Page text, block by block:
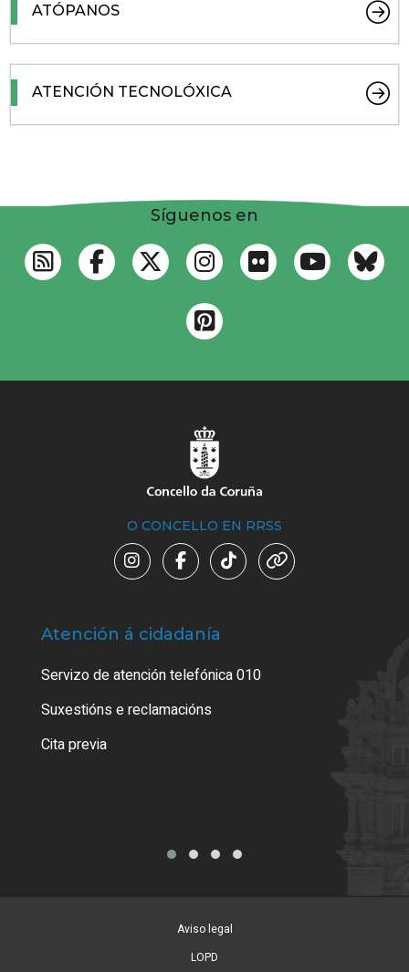
ATÓPANOS
ATENCIÓN TECNOLÓXICA
Síguenos en
O CONCELLO EN RRSS
Atención á cidadanía
Servizo de atención telefónica 010
Suxestións e reclamacións
Cita previa
Aviso legal
LOPD